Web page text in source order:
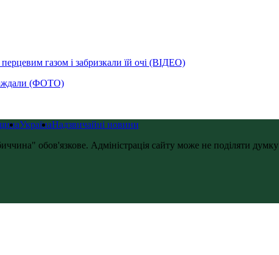
перцевим газом і забризкали їй очі (ВІДЕО)
(ФОТО)
УкраїнаНадзвичайні новини
обов'язкове. Адміністрація сайту може не поділяти думку